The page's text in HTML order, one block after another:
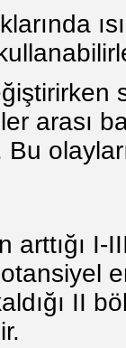
arası
Bu
arttığı
II